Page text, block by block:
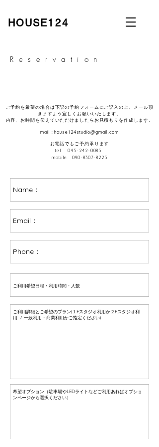
​HOUSE124
Reservation
​ご予約を希望の場合は下記の予約フォームにご記入の上、メール頂
きますよう宜しくお願いいたします。
​内容、お時間を伝えていただけましたらお見積もりを作成します。
mail :house124studio@gmail.com
​お電話でもご予約承ります
tel
045-242-0085
mobile
090-8307-8225